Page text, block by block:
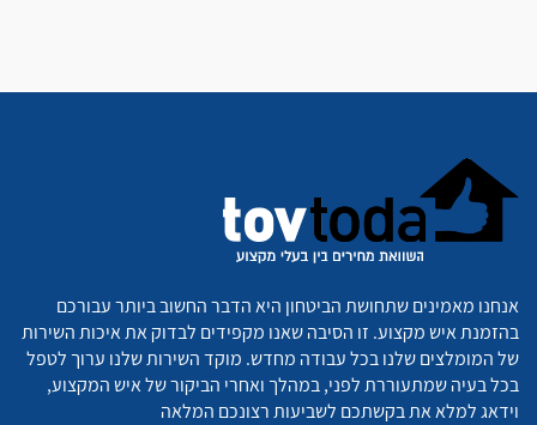
אנחנו מאמינים שתחושת הביטחון היא הדבר החשוב ביותר עבורכם
בהזמנת איש מקצוע. זו הסיבה שאנו מקפידים לבדוק את איכות השירות
של המומלצים שלנו בכל עבודה מחדש. מוקד השירות שלנו ערוך לטפל
בכל בעיה שמתעוררת לפני, במהלך ואחרי הביקור של איש המקצוע,
וידאג למלא את בקשתכם לשביעות רצונכם המלאה